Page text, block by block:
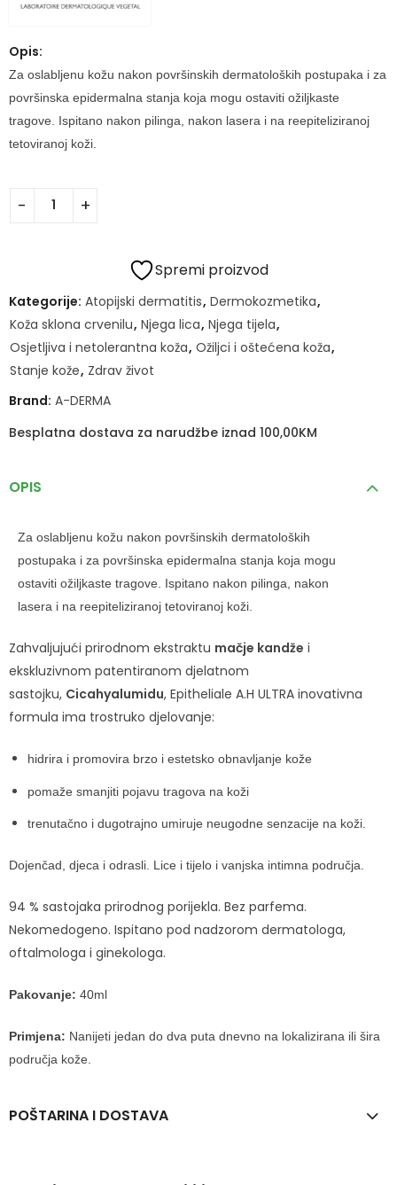
Opis:
Za oslabljenu kožu nakon površinskih dermatoloških postupaka i za
površinska epidermalna stanja koja mogu ostaviti ožiljkaste
tragove. Ispitano nakon pilinga, nakon lasera i na reepiteliziranoj
tetoviranoj koži.
Spremi proizvod
Kategorije: Atopijski dermatitis, Dermokozmetika,
Koža sklona crvenilu, Njega lica, Njega tijela,
Osjetljiva i netolerantna koža, Ožiljci i oštećena koža,
Stanje kože, Zdrav život
Brand: A-DERMA
Besplatna dostava za narudžbe iznad 100,00KM
OPIS
Za oslabljenu kožu nakon površinskih dermatoloških
postupaka i za površinska epidermalna stanja koja mogu
ostaviti ožiljkaste tragove. Ispitano nakon pilinga, nakon
lasera i na reepiteliziranoj tetoviranoj koži.
Zahvaljujući prirodnom ekstraktu mačje kandže i
ekskluzivnom patentiranom djelatnom
sastojku, Cicahyalumidu, Epitheliale A.H ULTRA inovativna
formula ima trostruko djelovanje:
hidrira i promovira brzo i estetsko obnavljanje kože
pomaže smanjiti pojavu tragova na koži
trenutačno i dugotrajno umiruje neugodne senzacije na koži.
Dojenčad, djeca i odrasli. Lice i tijelo i vanjska intimna područja.
94 % sastojaka prirodnog porijekla. Bez parfema.
Nekomedogeno. Ispitano pod nadzorom dermatologa,
oftalmologa i ginekologa.
Pakovanje: 40ml
Primjena: Nanijeti jedan do dva puta dnevno na lokalizirana ili šira
područja kože.
POŠTARINA I DOSTAVA